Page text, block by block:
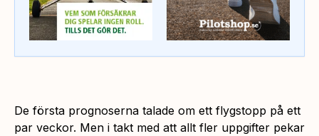
De första prognoserna talade om ett flygstopp på ett
par veckor. Men i takt med att allt fler uppgifter pekar